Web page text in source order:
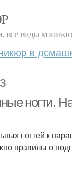
все виды
в
ногти.
ногтей к
правильно